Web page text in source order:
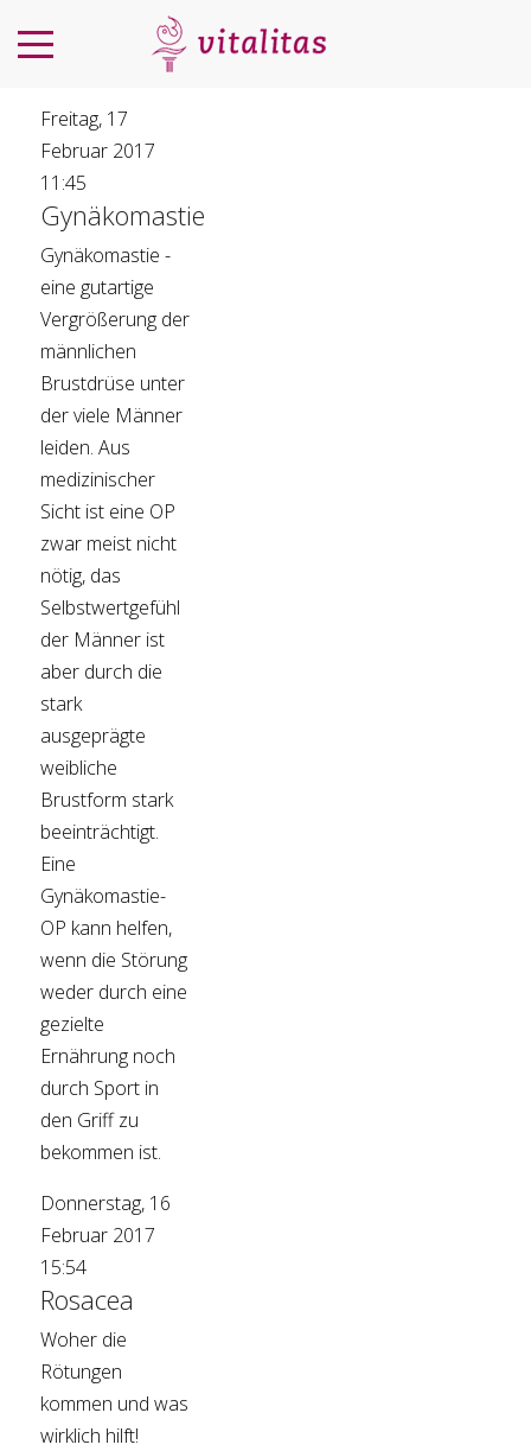
Freitag, 17
Februar 2017
11:45
Gynäkomastie
Gynäkomastie -
eine gutartige
Vergrößerung der
männlichen
Brustdrüse unter
der viele Männer
leiden. Aus
medizinischer
Sicht ist eine OP
zwar meist nicht
nötig, das
Selbstwertgefühl
der Männer ist
aber durch die
stark
ausgeprägte
weibliche
Brustform stark
beeinträchtigt.
Eine
Gynäkomastie-
OP kann helfen,
wenn die Störung
weder durch eine
gezielte
Ernährung noch
durch Sport in
den Griff zu
bekommen ist.
Donnerstag, 16
Februar 2017
15:54
Rosacea
Woher die
Rötungen
kommen und was
wirklich hilft!